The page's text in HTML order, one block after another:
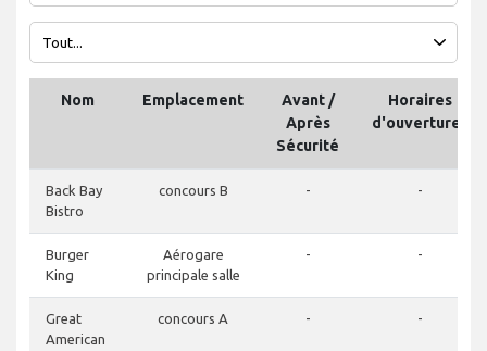
Nom Emplacement
Avant /
Après
Sécurité
Horaires
d'ouvertures
Back Bay
Bistro
concours B - -
Burger
King
Aérogare
principale salle
- -
Great
American
concours A - -